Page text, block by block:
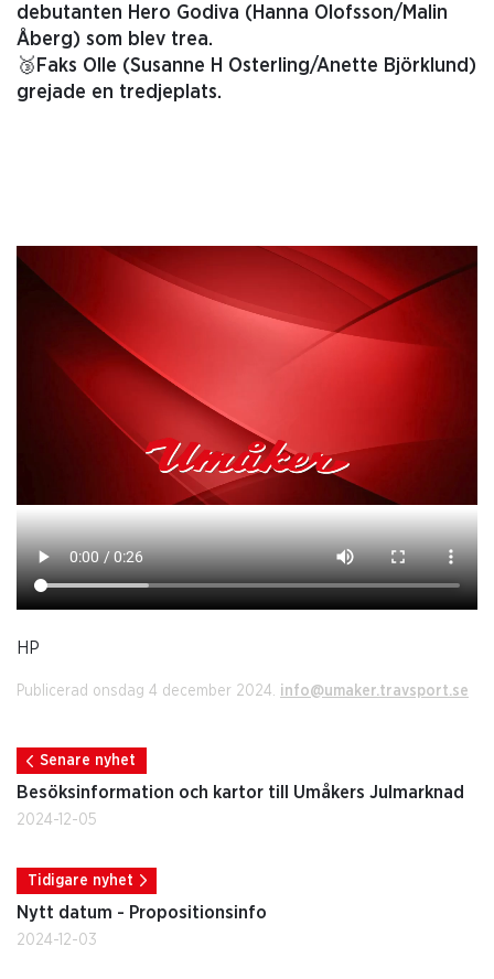
debutanten Hero Godiva (Hanna Olofsson/Malin
Åberg) som blev trea.
🥉Faks Olle (Susanne H Osterling/Anette Björklund)
grejade en tredjeplats.
HP
Publicerad onsdag 4 december 2024. info@umaker.travsport.se
Senare nyhet
Besöksinformation och kartor till Umåkers Julmarknad
2024-12-05
Tidigare nyhet
Nytt datum - Propositionsinfo
2024-12-03